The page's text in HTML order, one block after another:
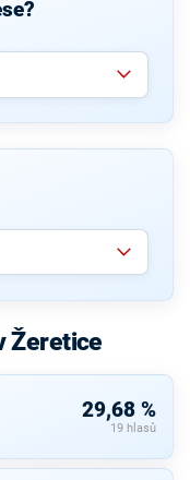
Žeretice
29,68 %
19 hlasů